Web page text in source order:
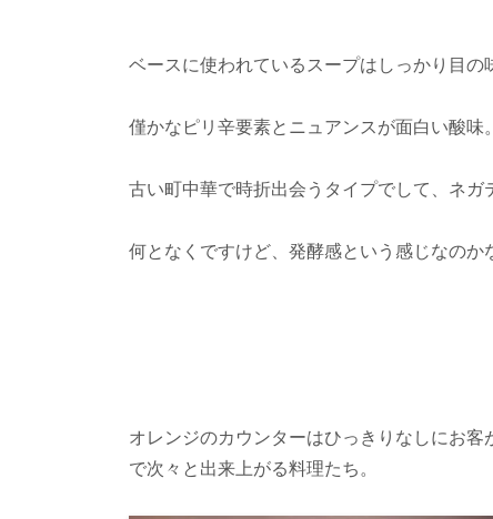
ベースに使われているスープはしっかり目の
僅かなピリ辛要素とニュアンスが面白い酸味。
古い町中華で時折出会うタイプでして、ネガ
何となくですけど、発酵感という感じなのか
オレンジのカウンターはひっきりなしにお
で次々と出来上がる料理たち。